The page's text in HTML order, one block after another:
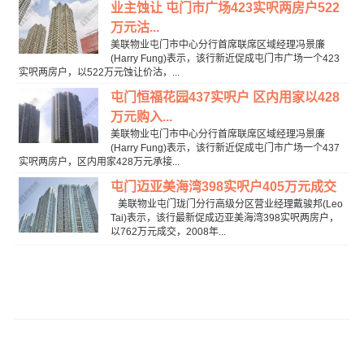
业主蚀让 屯门市广场423实呎两房户522
万元沽...
美联物业屯门市中心分行首席联席区域经理冯景廉
(Harry Fung)表示，该行新近促成屯门市广场一个423
实呎两房户，以522万元蚀让价沽，...
屯门恒福花园437实呎户 区内用家以428
万元购入...
美联物业屯门市中心分行首席联席区域经理冯景廉
(Harry Fung)表示，该行新近促成屯门市广场一个437
实呎两房户，区内用家428万元承接...
屯门迈亚美海湾398实呎户405万元成交
美联物业屯门珑门分行高级分区营业经理戴骏邦(Leo
Tai)表示，该行最新促成迈亚美海湾398实呎两房户，
以762万元成交，2008年...